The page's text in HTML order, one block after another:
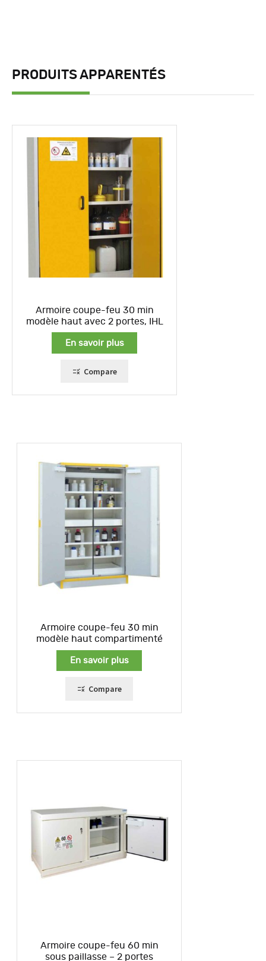
PRODUITS APPARENTÉS
Armoire coupe-feu 30 min
modèle haut avec 2 portes, IHL
En savoir plus
Compare
Armoire coupe-feu 30 min
modèle haut compartimenté
En savoir plus
Compare
Armoire coupe-feu 60 min
sous paillasse – 2 portes